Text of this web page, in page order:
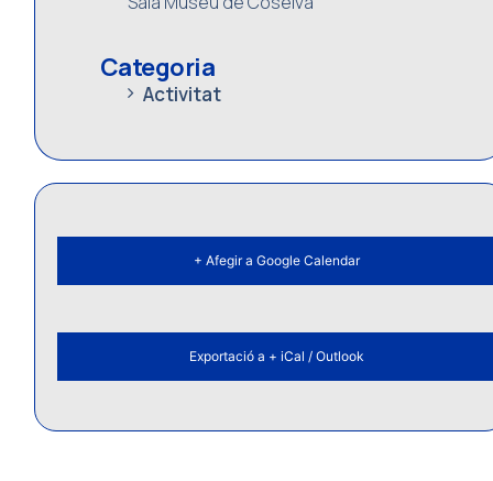
Categoria
Activitat
+ Afegir a Google Calendar
Exportació a + iCal / Outlook